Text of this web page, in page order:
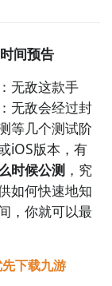
游APP提供
敌进行搜索，
所示，这样你
两步你就可以
略。
间预告
无敌这款手
无敌会经过封
等几个测试阶
iOS版本，有
时候公测，究
如何快速地知
，你就可以最
下载九游